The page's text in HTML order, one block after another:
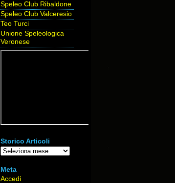
Speleo Club Ribaldone
Speleo Club Valceresio
Teo Turci
Unione Speleologica
Veronese
Storico Articoli
Storico
Meta
Accedi